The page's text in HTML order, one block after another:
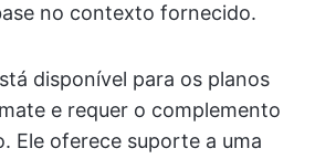
no contexto fornecido.
disponível para os planos
e requer o complemento
Ele oferece suporte a uma